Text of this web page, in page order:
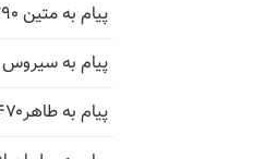
پیام به متین ۱۲۹۰
پیام به سیروس ۱۳۵ سبزه‌وار
پیام به طاهر۴۷۰ همدان